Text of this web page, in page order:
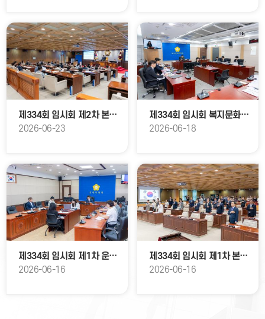
제334회 임시회 제2차 본회의
2026-06-23
제334회 임시회 복지문화위원회
2026-06-18
제334회 임시회 제1차 운영위원회
2026-06-16
제334회 임시회 제1차 본회의
2026-06-16